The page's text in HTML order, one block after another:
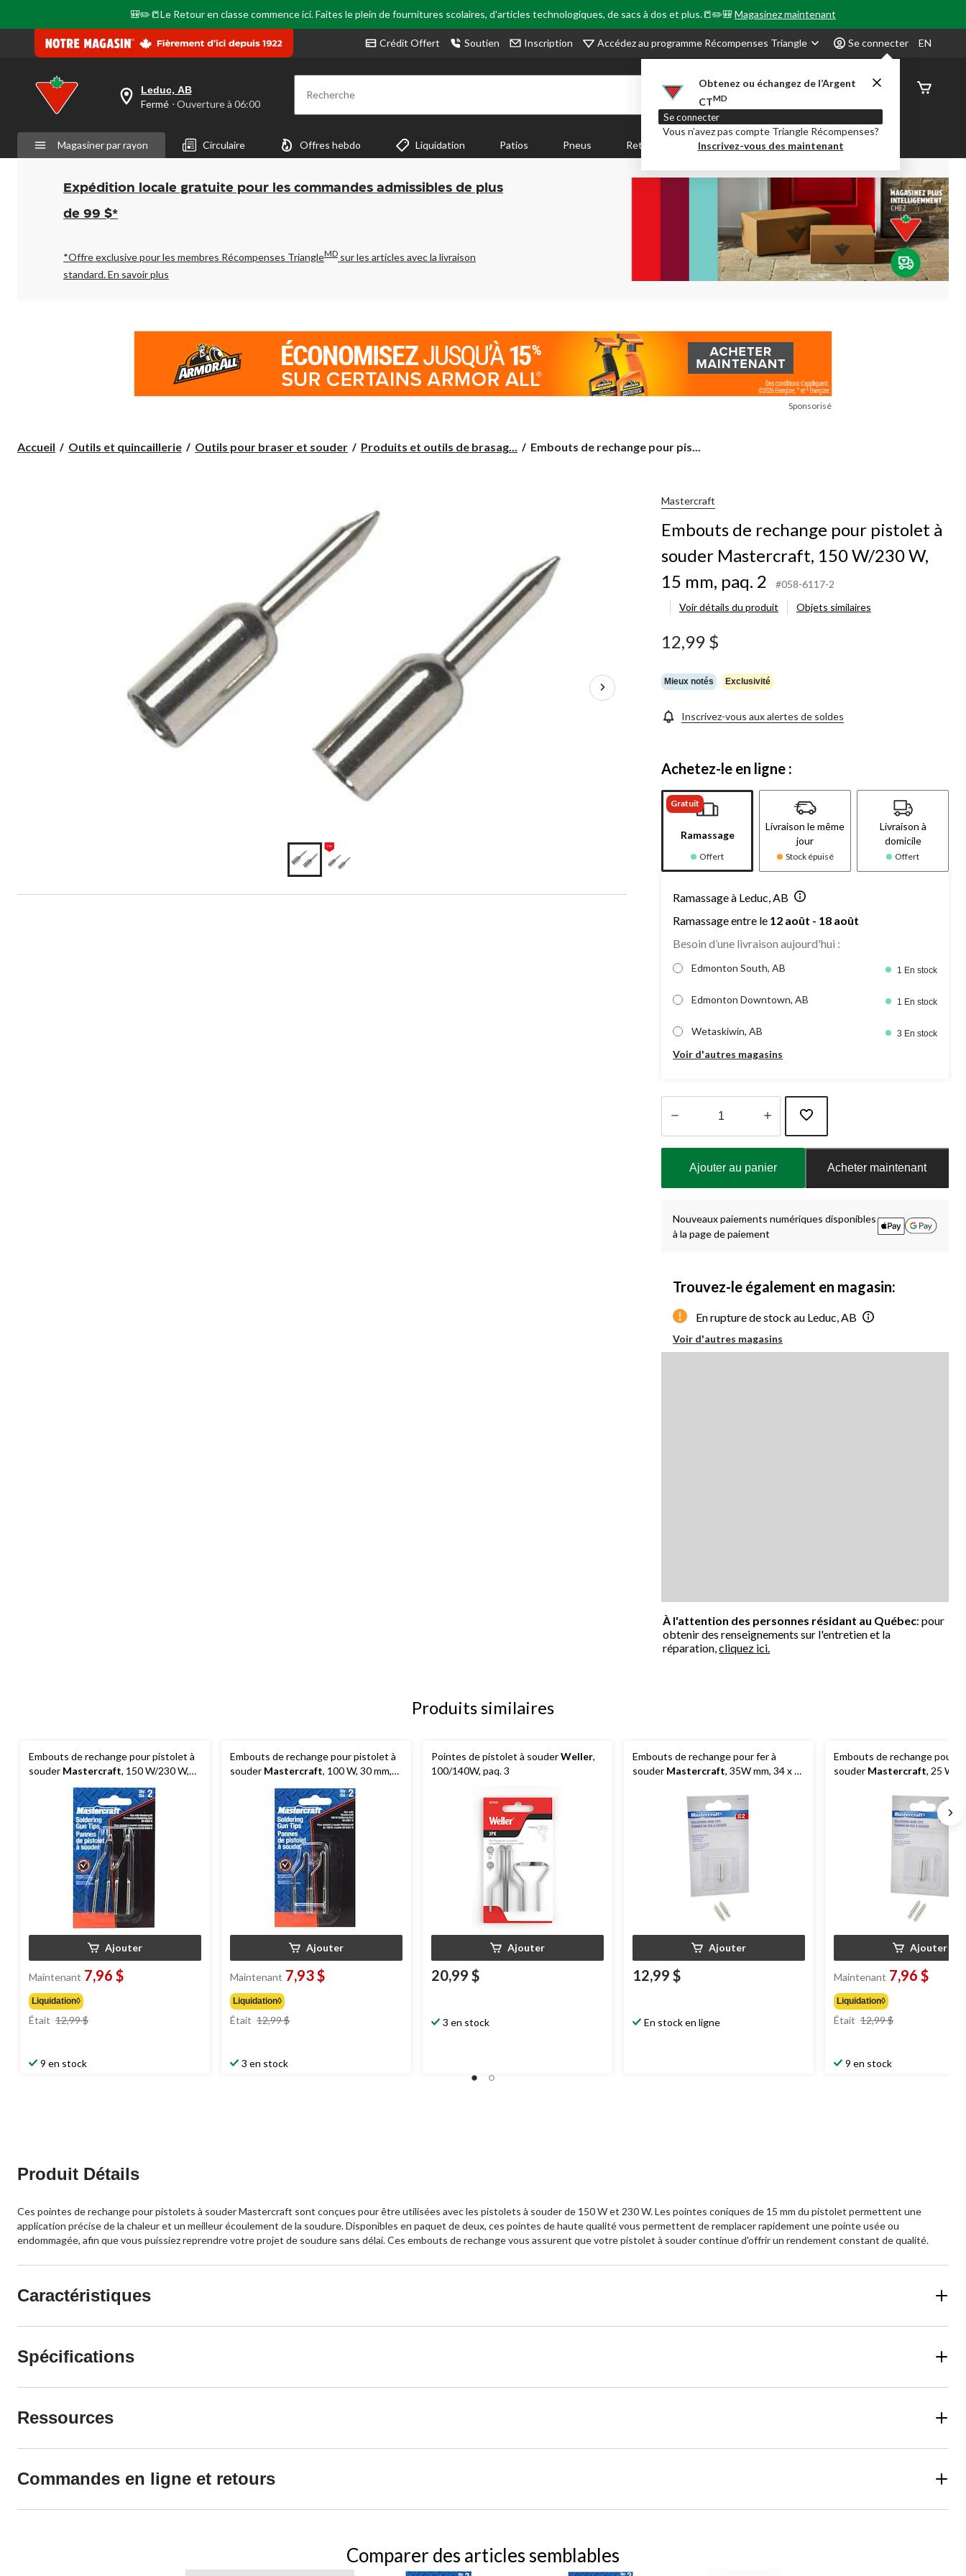
🎒✏️📒Le Retour en classe commence ici. Faites le plein de fournitures scolaires, d'articles technologiques, de sacs à dos et plus.📒✏️🎒Magasinez maintenant
Crédit Offert Soutien Inscription Accédez au programme Récompenses Triangle Se connecter
Obtenez ou échangez de l’Argent
CTMD
Se connecter
Vous n’avez pas compte Triangle Récompenses?
Inscrivez-vous des maintenant
EN
votre
est
Leduc,
AB,
Fermé,
Ouverture
à
pour
changer
Leduc, AB
Fermé ⋅ Ouverture à 06:00 Recherche
État de
Magasiner par rayon Circulaire Offres hebdo Liquidation Patios Pneus Retour en Classe Party City Centre-auto
Expédition locale gratuite pour les commandes admissibles de plus
de 99 $*
*Offre exclusive pour les membres Récompenses TriangleMD sur les articles avec la livraison
standard.En savoir plus
Sponsorisé
Accueil Outils et quincaillerie Outils pour braser et souder Produits et outils de brasag...
Embouts
W/230
W,
15
mm,
Embouts de rechange pour pis...
Mastercraft
Embouts de rechange pour pistolet à
souder Mastercraft, 150 W/230 W,
15 mm, paq. 2
#058-6117-2
Voir détails du produit
Objets similaires
12,99 $
Mieux notés Exclusivité
Inscrivez-vous aux alertes de soldes
Achetez-le en ligne :
Gratuit
Ramassage
Offert
Livraison le même
jour
Stock épuisé
Livraison à
domicile
Offert
Ramassage à Leduc, AB
Ramassage entre le 12 août - 18 août
Besoin d’une livraison aujourd'hui :
Edmonton South, AB 1 En stock
Edmonton Downtown, AB 1 En stock
Wetaskiwin, AB 3 En stock
Voir d'autres magasins
Ajouter au panier Acheter maintenant
Nouveaux paiements numériques disponibles
à la page de paiement
Trouvez-le également en magasin:
En rupture de stock au Leduc, AB
Voir d'autres magasins
À l'attention des personnes résidant au Québec: pour
obtenir des renseignements sur l'entretien et la
réparation,cliquez ici.
Produits similaires
Embouts de rechange pour pistolet à
souder Mastercraft, 150 W/230 W,
40 mm, paq. 2
Ajouter
Maintenant 7,96 $
Liquidation◊
Était 12,99 $
9 en stock
Embouts de rechange pour pistolet à
souder Mastercraft, 100 W, 30 mm,
Ajouter
Maintenant 7,93 $
Liquidation◊
Était 12,99 $
3 en stock
Pointes de pistolet à souderWeller,
100/140W, paq. 3
Ajouter
20,99 $
3 en stock
Embouts de rechange pour fer à
souder Mastercraft, 35W mm, 34 x 4
Ajouter
12,99 $
En stock en ligne
Embouts de rechange pour
souder Mastercraft, 25 W
Ajouter
Maintenant 7,96 $
Liquidation◊
Était 12,99 $
9 en stock
Produit Détails
Ces pointes de rechange pour pistolets à souder Mastercraft sont conçues pour être utilisées avec les pistolets à souder de 150 W et 230 W. Les pointes coniques de 15 mm du pistolet permettent une
application précise de la chaleur et un meilleur écoulement de la soudure. Disponibles en paquet de deux, ces pointes de haute qualité vous permettent de remplacer rapidement une pointe usée ou
endommagée, afin que vous puissiez reprendre votre projet de soudure sans délai. Ces embouts de rechange vous assurent que votre pistolet à souder continue d'offrir un rendement constant de qualité.
Caractéristiques
Spécifications
Ressources
Commandes en ligne et retours
Comparer des articles semblables